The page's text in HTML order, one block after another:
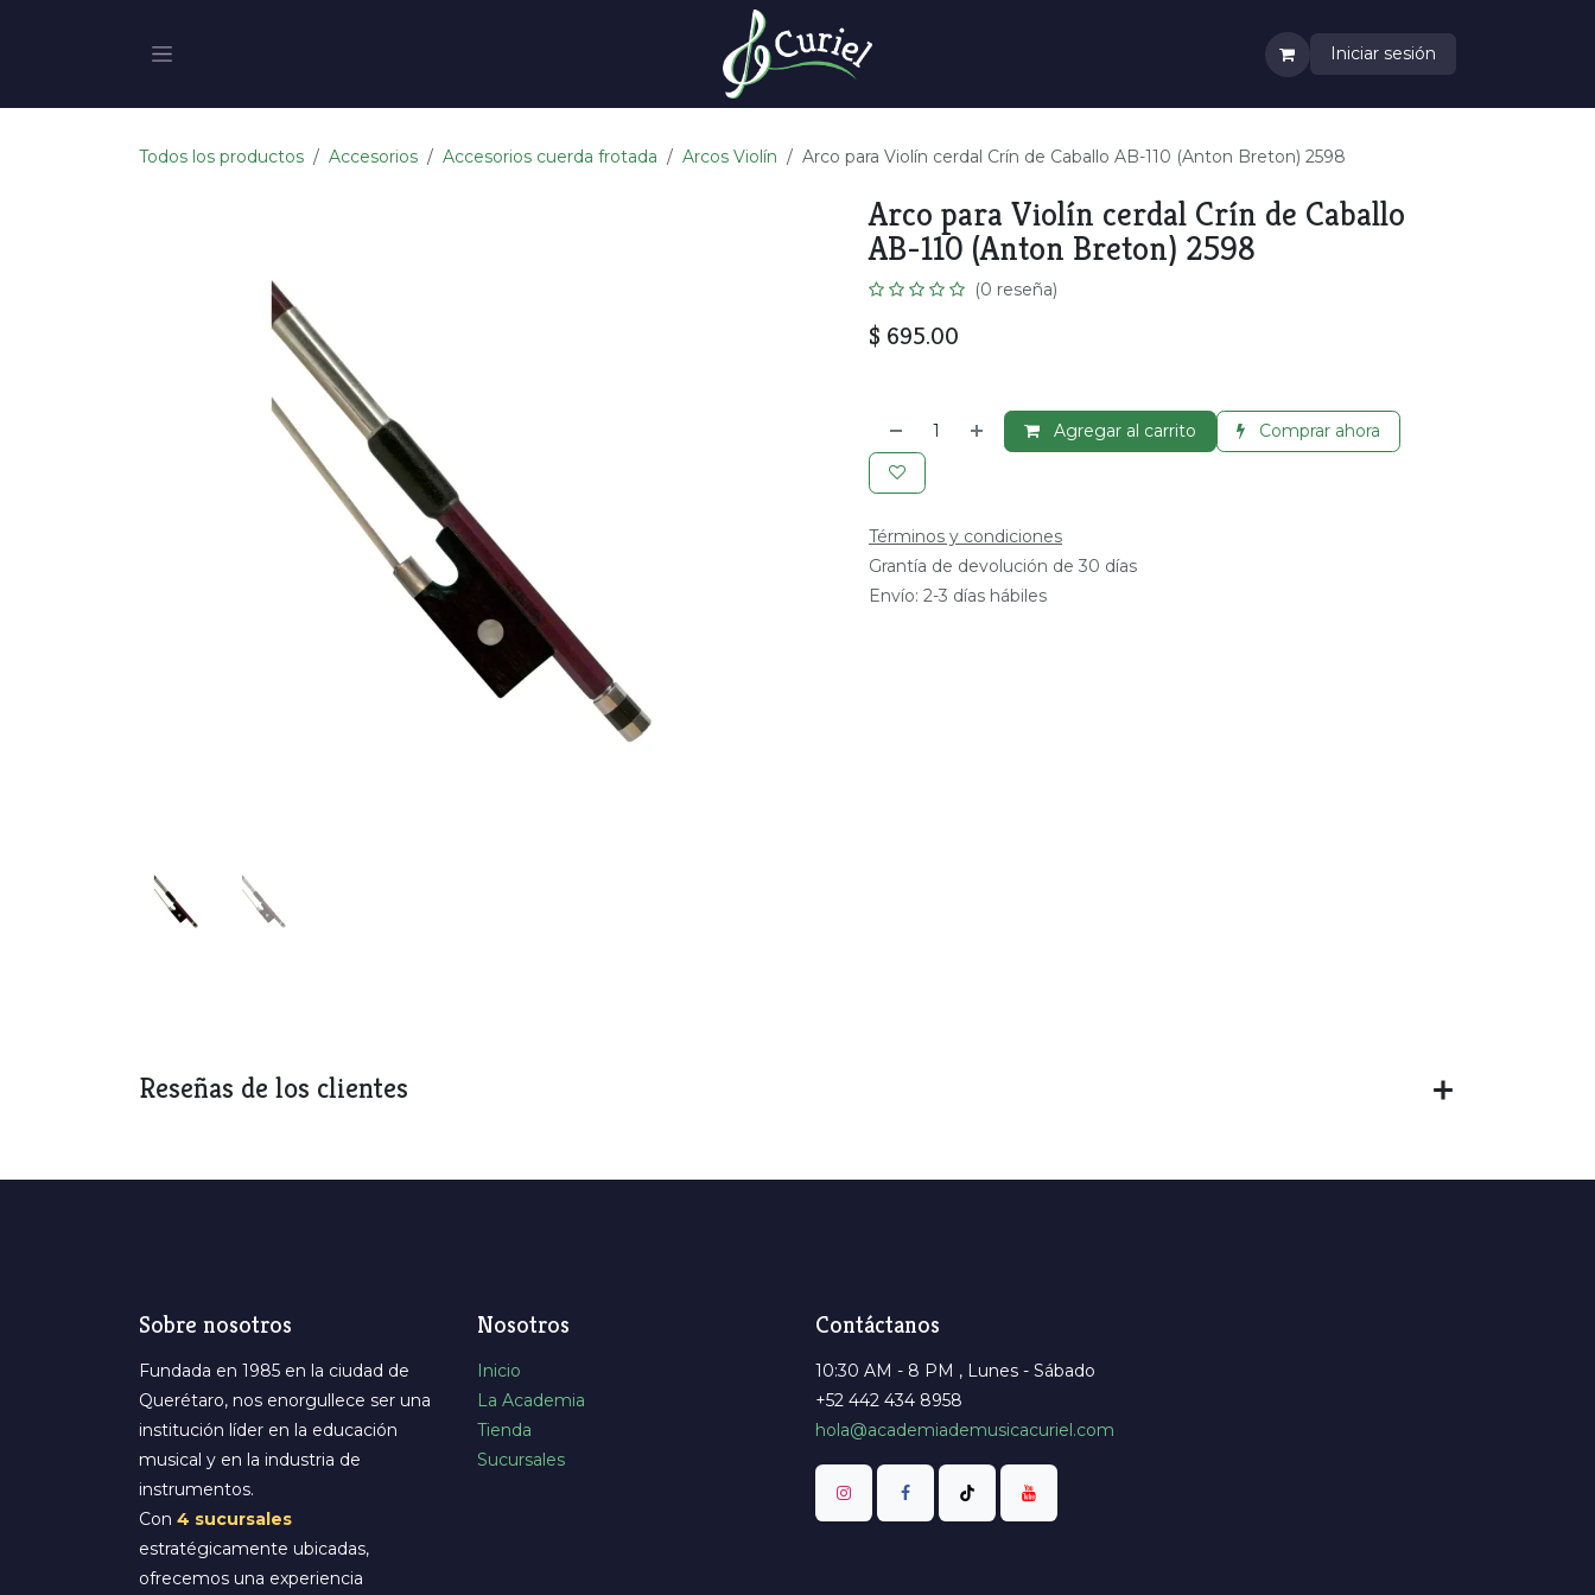
Iniciar sesión
Todos los productos Accesorios Accesorios cuerda frotada Arcos Violín Arco para Violín cerdal Crín de Caballo AB-110 (Anton Breton) 2598
Arco para Violín cerdal Crín de Caballo
AB-110 (Anton Breton) 2598
(0 reseña)
$ 695.00
Agregar al carrito Comprar ahora
Términos y condiciones
Grantía de devolución de 30 días
Envío: 2-3 días hábiles
Reseñas de los clientes
Sobre nosotros
Fundada en 1985 en la ciudad de
Querétaro, nos enorgullece ser una
institución líder en la educación
musical y en la industria de
instrumentos.
Con 4 sucursales
estratégicamente ubicadas,
ofrecemos una experiencia
Nosotros
Inicio
La Academia
Tienda
Sucursales
Contáctanos
10:30 AM - 8 PM , Lunes - Sábado
+52 442 434 8958
hola@academiademusicacuriel.com